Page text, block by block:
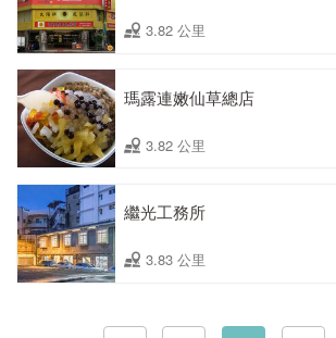
3.82 公里
瑪露連嫩仙草總店
3.82 公里
繼光工務所
3.83 公里